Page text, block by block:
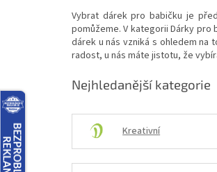
Vybrat dárek pro babičku je
pomůžeme. V kategorii Dárky
dárek u nás vzniká s ohledem
radost, u nás máte jistotu, že
Nejhledanější kategorie
Kreativní